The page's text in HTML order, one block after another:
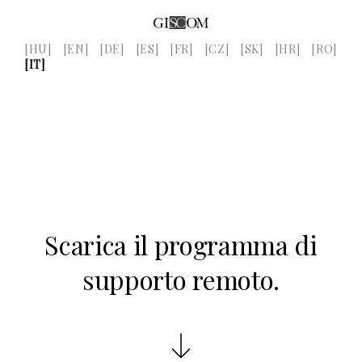
[HU] [EN] [DE] [ES] [FR] [CZ] [SK] [HR]
[RO]
[IT]
Scarica il programma di
supporto remoto.